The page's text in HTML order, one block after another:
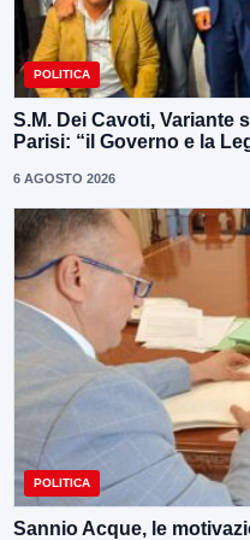
POLITICA
S.M. Dei Cavoti, Variante
Parisi: “il Governo e la
6 AGOSTO 2026
POLITICA
Sannio Acque, le